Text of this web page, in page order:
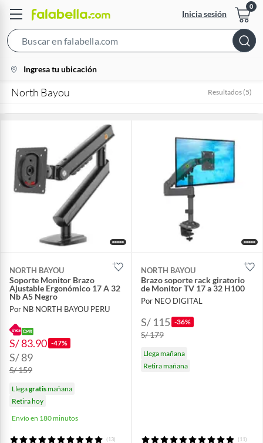
Inicia sesión
Bar
location-
icon
Ingresa tu ubicación
North Bayou Resultados (5)
NORTH BAYOU
Soporte Monitor Brazo
Ajustable Ergonómico 17 A 32
Nb A5 Negro
Por NB NORTH BAYOU PERU
S/ 83.90 -47%
S/ 89
S/ 159
Llegagratismañana
Retira hoy
Envío en 180 minutos
(13)
NORTH BAYOU
Brazo soporte rack giratorio
de Monitor TV 17 a 32 H100
Por NEO DIGITAL
S/ 115 -36%
S/ 179
Llega mañana
Retira mañana
(11)